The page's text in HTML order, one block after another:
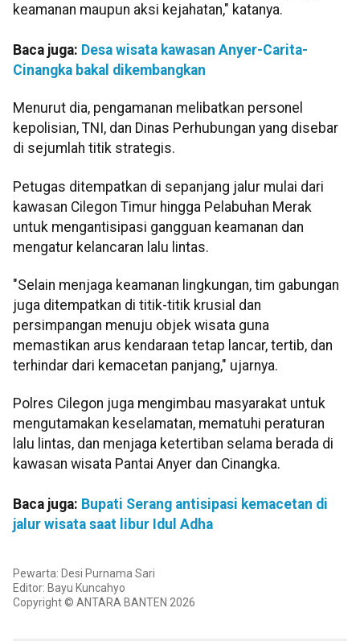
keamanan maupun aksi kejahatan," katanya.
Baca juga: Desa wisata kawasan Anyer-Carita-
Cinangka bakal dikembangkan
Menurut dia, pengamanan melibatkan personel
kepolisian, TNI, dan Dinas Perhubungan yang disebar
di sejumlah titik strategis.
Petugas ditempatkan di sepanjang jalur mulai dari
kawasan Cilegon Timur hingga Pelabuhan Merak
untuk mengantisipasi gangguan keamanan dan
mengatur kelancaran lalu lintas.
"Selain menjaga keamanan lingkungan, tim gabungan
juga ditempatkan di titik-titik krusial dan
persimpangan menuju objek wisata guna
memastikan arus kendaraan tetap lancar, tertib, dan
terhindar dari kemacetan panjang," ujarnya.
Polres Cilegon juga mengimbau masyarakat untuk
mengutamakan keselamatan, mematuhi peraturan
lalu lintas, dan menjaga ketertiban selama berada di
kawasan wisata Pantai Anyer dan Cinangka.
Baca juga: Bupati Serang antisipasi kemacetan di
jalur wisata saat libur Idul Adha
Pewarta: Desi Purnama Sari
Editor: Bayu Kuncahyo
Copyright © ANTARA BANTEN 2026